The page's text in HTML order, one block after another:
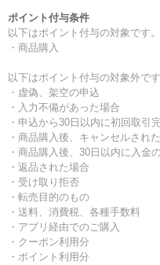
ポイント付与条件
以下はポイント付与の対象です。
・商品購入
以下はポイント付与の対象外です
・虚偽、架空の申込
・入力不備があった場合
・申込から30日以内に初回取引
・商品購入後、キャンセルされ
・商品購入後、30日以内に入金
・返品された場合
・受け取り拒否
・転売目的のもの
・送料、消費税、各種手数料
・アプリ経由でのご購入
・クーポン利用分
・ポイント利用分